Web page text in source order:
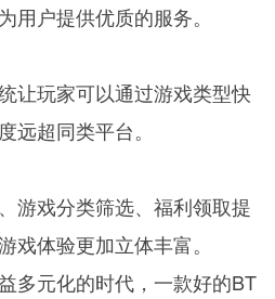
用户提供优质的服务。
让玩家可以通过游戏类型快
远超同类平台。
游戏分类筛选、福利领取提
戏体验更加立体丰富。
多元化的时代，一款好的BT